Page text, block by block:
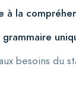
à la
grammaire
besoins du